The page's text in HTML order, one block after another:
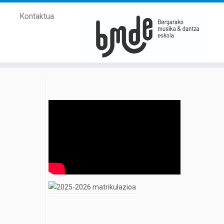
Kontaktua